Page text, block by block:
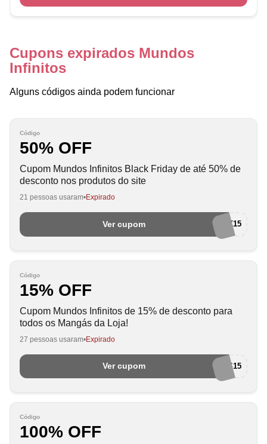
Cupons expirados Mundos
Infinitos
Alguns códigos ainda podem funcionar
Código
50% OFF
Cupom Mundos Infinitos Black Friday de até 50% de
desconto nos produtos do site
21 pessoas usaram Expirado
Ver cupom BLACK15
Código
15% OFF
Cupom Mundos Infinitos de 15% de desconto para
todos os Mangás da Loja!
27 pessoas usaram Expirado
Ver cupom MANGASMAIS15
Código
100% OFF